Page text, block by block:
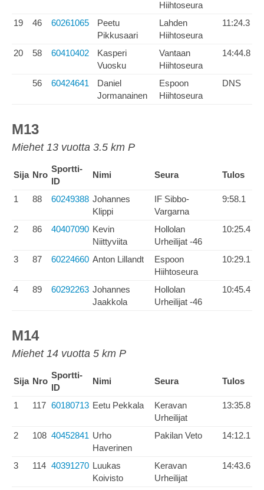
Hiihtoseura
19
46 60261065
Peetu
Pikkusaari
Lahden
Hiihtoseura
11:24.3
20 58 60410402
Kasperi
Vuosku
Vantaan
Hiihtoseura
14:44.8
56 60424641
Daniel
Jormanainen
Espoon
Hiihtoseura
DNS
M13
Miehet 13 vuotta 3.5 km P
Sija Nro
Sportti-
ID
Nimi Seura Tulos
1 88 60249388 Johannes
Klippi
IF Sibbo-
Vargarna
9:58.1
2 86 40407090 Kevin
Niittyviita
Hollolan
Urheilijat -46
10:25.4
3 87 60224660 Anton Lillandt
Espoon
Hiihtoseura
10:29.1
4 89 60292263 Johannes
Jaakkola
Hollolan
Urheilijat -46
10:45.4
M14
Miehet 14 vuotta 5 km P
Sija Nro
Sportti-
ID
Nimi Seura Tulos
1 117 60180713 Eetu Pekkala
Keravan
Urheilijat
13:35.8
2 108 40452841 Urho
Haverinen
Pakilan Veto 14:12.1
3 114 40391270 Luukas
Koivisto
Keravan
Urheilijat
14:43.6